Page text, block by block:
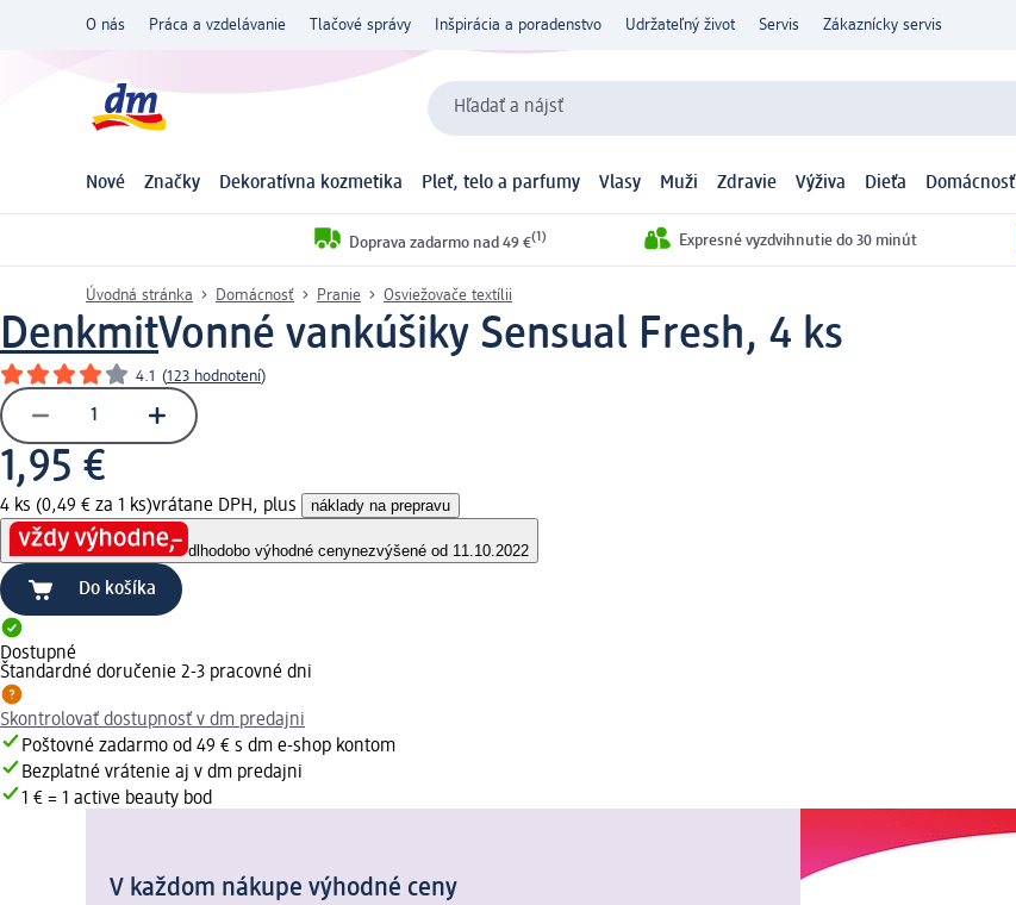
O nás Práca a vzdelávanie Tlačové správy Inšpirácia a poradenstvo Udržateľný život Servis Zákaznícky servis
Hľadať a nájsť
Nové Značky Dekoratívna kozmetika Pleť, telo a parfumy Vlasy Muži Zdravie Výživa Dieťa Domácnosť
Doprava zadarmo nad 49 €(1) Expresné vyzdvihnutie do 30 minút
Úvodná stránka Domácnosť Pranie Osviežovače textílii
DenkmitVonné vankúšiky Sensual Fresh, 4 ks
4.1 (123 hodnotení)
1,95 €
4 ks (0,49 € za 1 ks)vrátane DPH, plus náklady na prepravu
dlhodobo výhodné cenynezvýšené od 11.10.2022
Do košíka
Dostupné
Štandardné doručenie 2-3 pracovné dni
Skontrolovať dostupnosť v dm predajni
Poštovné zadarmo od 49 € s dm e-shop kontom
Bezplatné vrátenie aj v dm predajni
1 € = 1 active beauty bod
V každom nákupe výhodné ceny